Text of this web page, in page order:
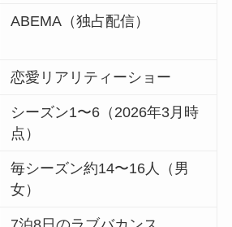
ABEMA（独占配信）
恋愛リアリティーショー
シーズン1〜6（2026年3月時
点）
毎シーズン約14〜16人（男
女）